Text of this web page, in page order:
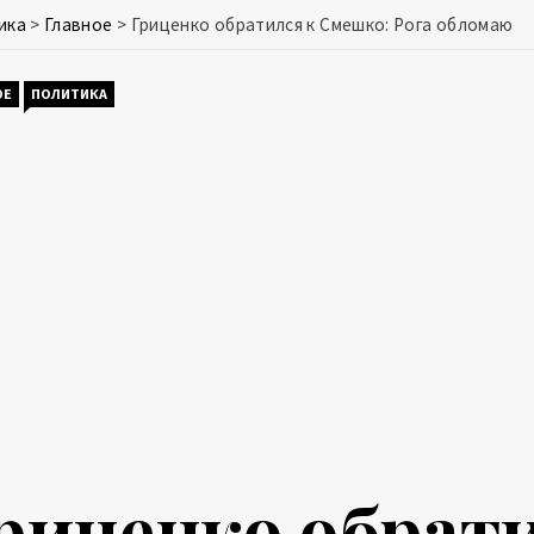
> Главное > Гриценко обратился к Смешко: Рога обломаю
ПОЛИТИКА